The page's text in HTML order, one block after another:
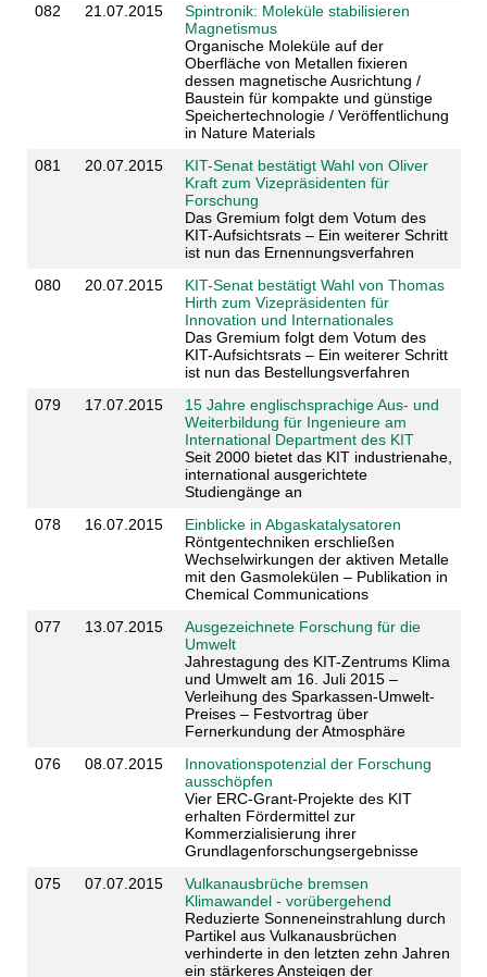
082
21.07.2015
Spintronik: Moleküle stabilisieren
Magnetismus
Organische Moleküle auf der
Oberfläche von Metallen fixieren
dessen magnetische Ausrichtung /
Baustein für kompakte und günstige
Speichertechnologie / Veröffentlichung
in Nature Materials
081
20.07.2015
KIT-Senat bestätigt Wahl von Oliver
Kraft zum Vizepräsidenten für
Forschung
Das Gremium folgt dem Votum des
KIT-Aufsichtsrats – Ein weiterer Schritt
ist nun das Ernennungsverfahren
080
20.07.2015
KIT-Senat bestätigt Wahl von Thomas
Hirth zum Vizepräsidenten für
Innovation und Internationales
Das Gremium folgt dem Votum des
KIT-Aufsichtsrats – Ein weiterer Schritt
ist nun das Bestellungsverfahren
079
17.07.2015
15 Jahre englischsprachige Aus- und
Weiterbildung für Ingenieure am
International Department des KIT
Seit 2000 bietet das KIT industrienahe,
international ausgerichtete
Studiengänge an
078
16.07.2015
Einblicke in Abgaskatalysatoren
Röntgentechniken erschließen
Wechselwirkungen der aktiven Metalle
mit den Gasmolekülen – Publikation in
Chemical Communications
077
13.07.2015
Ausgezeichnete Forschung für die
Umwelt
Jahrestagung des KIT-Zentrums Klima
und Umwelt am 16. Juli 2015 –
Verleihung des Sparkassen-Umwelt-
Preises – Festvortrag über
Fernerkundung der Atmosphäre
076
08.07.2015
Innovationspotenzial der Forschung
ausschöpfen
Vier ERC-Grant-Projekte des KIT
erhalten Fördermittel zur
Kommerzialisierung ihrer
Grundlagenforschungsergebnisse
075
07.07.2015
Vulkanausbrüche bremsen
Klimawandel - vorübergehend
Reduzierte Sonneneinstrahlung durch
Partikel aus Vulkanausbrüchen
verhinderte in den letzten zehn Jahren
ein stärkeres Ansteigen der